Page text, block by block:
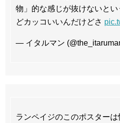
物」的な感じが抜けないと
どカッコいいんだけどさ
— イタルマン
ランペイジのこのポスター